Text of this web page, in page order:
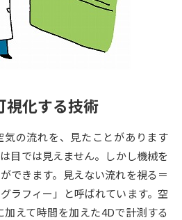
大学入学共通テスト「受験案
内」の請求
小学校教員資格認定試験
大学検索
視化する技術
気の流れを、見たことがあります
目では見えません。しかし機械を
できます。見えない流れを視る＝
ラフィー」と呼ばれています。空
えて時間を加えた4Dで計測する